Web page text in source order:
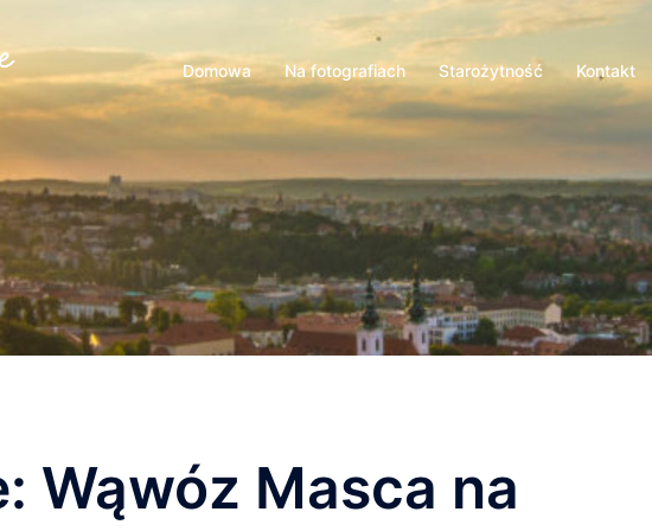
Domowa Na fotografiach Starożytność Kontakt
Wąwóz Masca na